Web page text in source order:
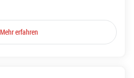
Mehr erfahren